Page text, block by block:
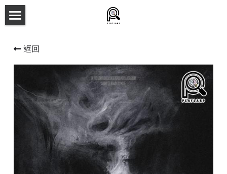
主持人檔案
劇本相冊
拼團快團群組
返回
商品分類
所有商品分類